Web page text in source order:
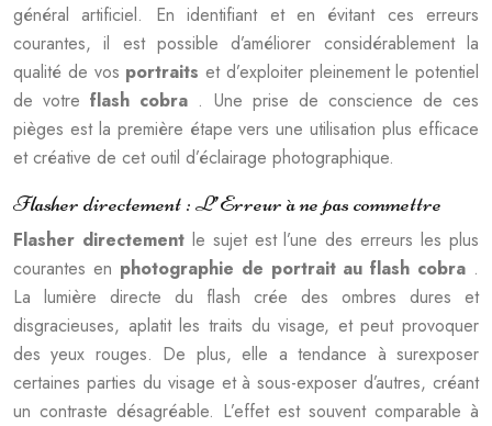
général artificiel. En identifiant et en évitant ces erreurs
courantes, il est possible d’améliorer considérablement la
qualité de vos portraits et d’exploiter pleinement le potentiel
de votreflash cobra . Une prise de conscience de ces
pièges est la première étape vers une utilisation plus efficace
et créative de cet outil d’éclairage photographique.
Flasher directement : L’Erreur à ne pas commettre
Flasher directement le sujet est l’une des erreurs les plus
courantes en photographie de portrait au flash cobra .
La lumière directe du flash crée des ombres dures et
disgracieuses, aplatit les traits du visage, et peut provoquer
des yeux rouges. De plus, elle a tendance à surexposer
certaines parties du visage et à sous-exposer d’autres, créant
un contraste désagréable. L’effet est souvent comparable à